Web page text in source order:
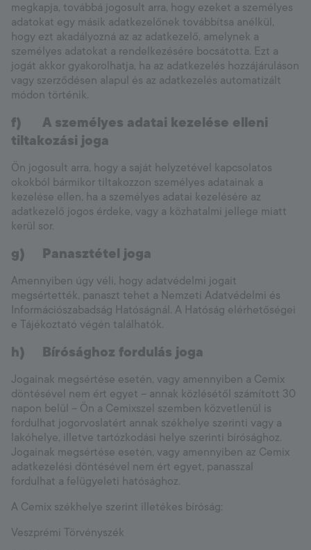
megkapja, továbbá jogosult arra, hogy ezeket a személyes
adatokat egy másik adatkezelőnek továbbítsa anélkül,
hogy ezt akadályozná az az adatkezelő, amelynek a
személyes adatokat a rendelkezésére bocsátotta. Ezt a
jogát akkor gyakorolhatja, ha az adatkezelés hozzájáruláson
vagy szerződésen alapul és az adatkezelés automatizált
módon történik.
f) A személyes adatai kezelése elleni
tiltakozási joga
Ön jogosult arra, hogy a saját helyzetével kapcsolatos
okokból bármikor tiltakozzon személyes adatainak a
kezelése ellen, ha a személyes adatai kezelésére az
adatkezelő jogos érdeke, vagy a közhatalmi jellege miatt
kerül sor.
g) Panasztétel joga
Amennyiben úgy véli, hogy adatvédelmi jogait
megsértették, panaszt tehet a Nemzeti Adatvédelmi és
Információszabadság Hatóságnál. A Hatóság elérhetőségei
e Tájékoztató végén találhatók.
h) Bírósághoz fordulás joga
Jogainak megsértése esetén, vagy amennyiben a Cemix
döntésével nem ért egyet – annak közlésétől számított 30
napon belül – Ön a Cemixszel szemben közvetlenül is
fordulhat jogorvoslatért annak székhelye szerinti vagy a
lakóhelye, illetve tartózkodási helye szerinti bírósághoz.
Jogainak megsértése esetén, vagy amennyiben az Cemix
adatkezelési döntésével nem ért egyet, panasszal
fordulhat a felügyeleti hatósághoz.
A Cemix székhelye szerint illetékes bíróság:
Veszprémi Törvényszék